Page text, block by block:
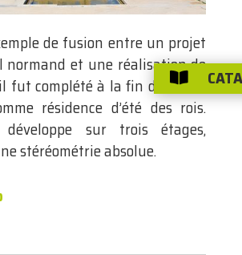
de fusion entre un projet
et une réalisation de
fut complété à la fin du XIIe s.
résidence d’été des rois.
développe sur trois étages,
stéréométrie absolue.
